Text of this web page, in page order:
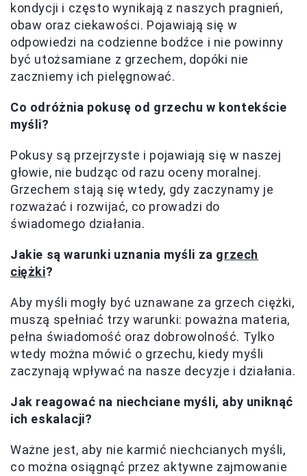
kondycji i często wynikają z naszych pragnień,
obaw oraz ciekawości. Pojawiają się w
odpowiedzi na codzienne bodźce i nie powinny
być utożsamiane z grzechem, dopóki nie
zaczniemy ich pielęgnować.
Co odróżnia pokusę od grzechu w kontekście
myśli?
Pokusy są przejrzyste i pojawiają się w naszej
głowie, nie budząc od razu oceny moralnej.
Grzechem stają się wtedy, gdy zaczynamy je
rozważać i rozwijać, co prowadzi do
świadomego działania.
Jakie są warunki uznania myśli za grzech
ciężki?
Aby myśli mogły być uznawane za grzech ciężki,
muszą spełniać trzy warunki: poważna materia,
pełna świadomość oraz dobrowolność. Tylko
wtedy można mówić o grzechu, kiedy myśli
zaczynają wpływać na nasze decyzje i działania.
Jak reagować na niechciane myśli, aby uniknąć
ich eskalacji?
Ważne jest, aby nie karmić niechcianych myśli,
co można osiągnąć przez aktywne zajmowanie